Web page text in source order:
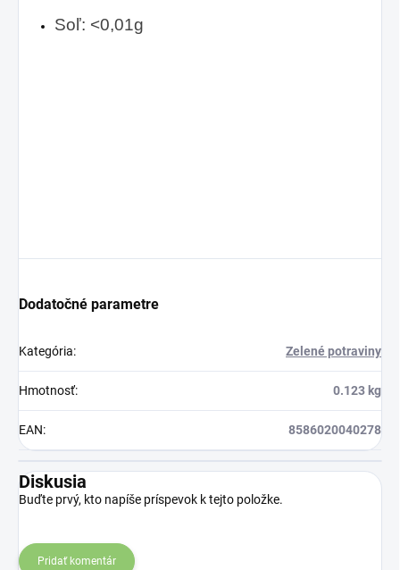
Soľ: <0,01g
Dodatočné parametre
Kategória: Zelené potraviny
Hmotnosť: 0.123 kg
EAN: 8586020040278
Diskusia
Buďte prvý, kto napíše príspevok k tejto položke.
Pridať komentár